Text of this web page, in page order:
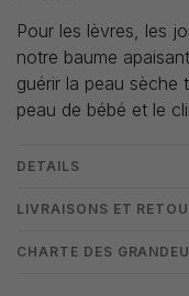
Pour les lèvres, les
notre baume
guérir la peau sèche
peau de bébé et le
DETAILS
LIVRAISONS ET
CHARTE DES